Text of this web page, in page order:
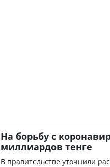
На борьбу с
миллиардов тенге
В правительстве уточнили